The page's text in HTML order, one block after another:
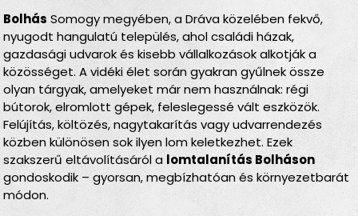
Bolhás Somogy megyében, a Dráva közelében fekvő,
nyugodt hangulatú település, ahol családi házak,
gazdasági udvarok és kisebb vállalkozások alkotják a
közösséget. A vidéki élet során gyakran gyűlnek össze
olyan tárgyak, amelyeket már nem használnak: régi
bútorok, elromlott gépek, feleslegessé vált eszközök.
Felújítás, költözés, nagytakarítás vagy udvarrendezés
közben különösen sok ilyen lom keletkezhet. Ezek
szakszerű eltávolításáról a lomtalanítás Bolháson
gondoskodik – gyorsan, megbízhatóan és környezetbarát
módon.